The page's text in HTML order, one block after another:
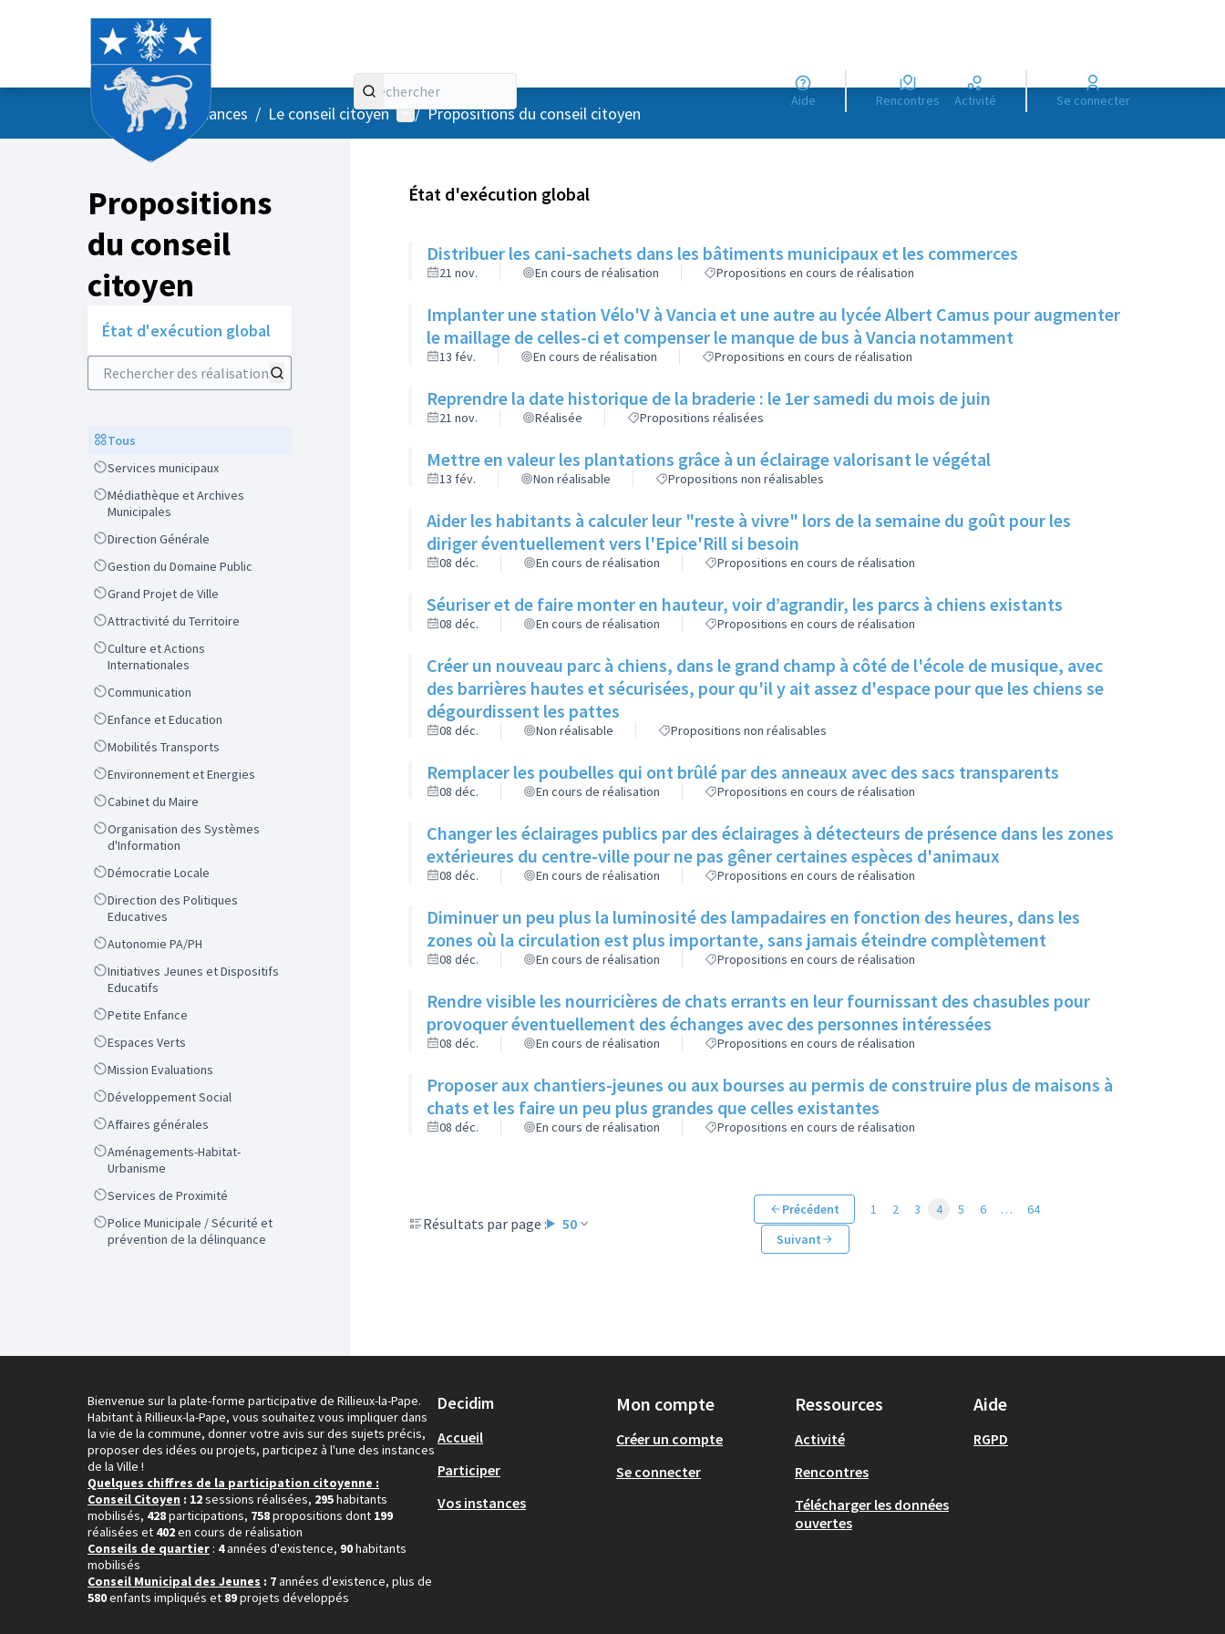
Aide Rencontres Activité Se connecter
AccueilMenu principal
/ Vos instances / Le conseil citoyen Menu utilisateur
/ Propositions du conseil citoyen
Propositions
du conseil
citoyen
État d'exécution global
Rechercher des réalisations
ScopeTous
ScopeServices municipaux
Scope
Médiathèque et Archives
Municipales
ScopeDirection Générale
ScopeGestion du Domaine Public
ScopeGrand Projet de Ville
ScopeAttractivité du Territoire
Scope
Culture et Actions
Internationales
ScopeCommunication
ScopeEnfance et Education
ScopeMobilités Transports
ScopeEnvironnement et Energies
ScopeCabinet du Maire
Scope
Organisation des Systèmes
d'Information
ScopeDémocratie Locale
Scope
Direction des Politiques
Educatives
ScopeAutonomie PA/PH
Scope
Initiatives Jeunes et Dispositifs
Educatifs
ScopePetite Enfance
ScopeEspaces Verts
ScopeMission Evaluations
ScopeDéveloppement Social
ScopeAffaires générales
Scope
Aménagements-Habitat-
Urbanisme
ScopeServices de Proximité
Scope
Police Municipale / Sécurité et
prévention de la délinquance
État d'exécution global
Distribuer les cani-sachets dans les bâtiments municipaux et les commerces
21 nov. En cours de réalisation Propositions en cours de réalisation
Implanter une station Vélo'V à Vancia et une autre au lycée Albert Camus pour augmenter
le maillage de celles-ci et compenser le manque de bus à Vancia notamment
13 fév. En cours de réalisation Propositions en cours de réalisation
Reprendre la date historique de la braderie : le 1er samedi du mois de juin
21 nov. Réalisée Propositions réalisées
Mettre en valeur les plantations grâce à un éclairage valorisant le végétal
13 fév. Non réalisable Propositions non réalisables
Aider les habitants à calculer leur "reste à vivre" lors de la semaine du goût pour les
diriger éventuellement vers l'Epice'Rill si besoin
08 déc. En cours de réalisation Propositions en cours de réalisation
Séuriser et de faire monter en hauteur, voir d’agrandir, les parcs à chiens existants
08 déc. En cours de réalisation Propositions en cours de réalisation
Créer un nouveau parc à chiens, dans le grand champ à côté de l'école de musique, avec
des barrières hautes et sécurisées, pour qu'il y ait assez d'espace pour que les chiens se
dégourdissent les pattes
08 déc. Non réalisable Propositions non réalisables
Remplacer les poubelles qui ont brûlé par des anneaux avec des sacs transparents
08 déc. En cours de réalisation Propositions en cours de réalisation
Changer les éclairages publics par des éclairages à détecteurs de présence dans les zones
extérieures du centre-ville pour ne pas gêner certaines espèces d'animaux
08 déc. En cours de réalisation Propositions en cours de réalisation
Diminuer un peu plus la luminosité des lampadaires en fonction des heures, dans les
zones où la circulation est plus importante, sans jamais éteindre complètement
08 déc. En cours de réalisation Propositions en cours de réalisation
Rendre visible les nourricières de chats errants en leur fournissant des chasubles pour
provoquer éventuellement des échanges avec des personnes intéressées
08 déc. En cours de réalisation Propositions en cours de réalisation
Proposer aux chantiers-jeunes ou aux bourses au permis de construire plus de maisons à
chats et les faire un peu plus grandes que celles existantes
08 déc. En cours de réalisation Propositions en cours de réalisation
Résultats par page : 50
Précédent 1 2 3 4 5 6 …
64
Suivant
Bienvenue sur la plate-forme participative de Rillieux-la-Pape.
Habitant à Rillieux-la-Pape, vous souhaitez vous impliquer dans
la vie de la commune, donner votre avis sur des sujets précis,
proposer des idées ou projets, participez à l'une des instances
de la Ville !
Quelques chiffres de la participation citoyenne :
Conseil Citoyen : 12sessions réalisées, 295habitants
mobilisés, 428participations, 758propositions dont 199
réalisées et 402en cours de réalisation
Conseils de quartier : 4années d'existence, 90habitants
mobilisés
Conseil Municipal des Jeunes : 7années d'existence, plus de
580enfants impliqués et 89projets développés
Decidim
Accueil
Participer
Vos instances
Mon compte
Créer un compte
Se connecter
Ressources
Activité
Rencontres
Télécharger les données
ouvertes
Aide
RGPD